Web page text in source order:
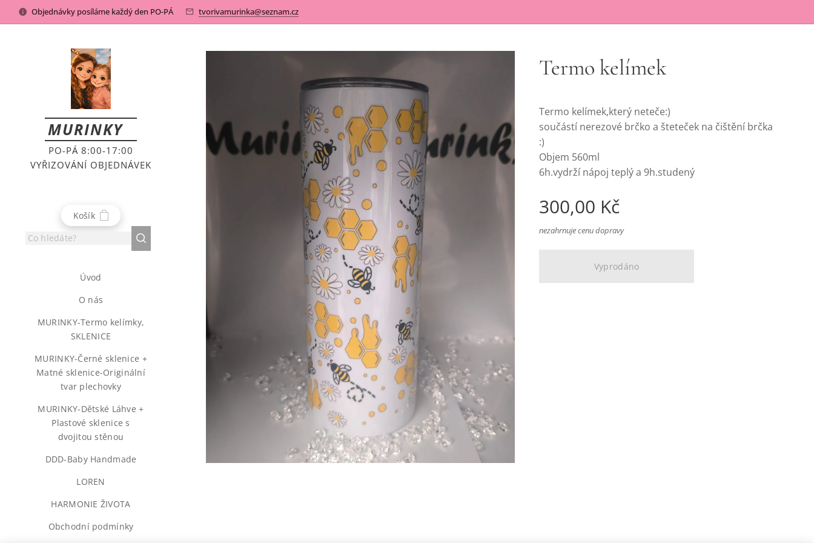
Objednávky posíláme každý den PO-PÁ tvorivamurinka@seznam.cz
MURINKY
PO-PÁ 8:00-17:00
VYŘIZOVÁNÍ OBJEDNÁVEK
Košík
Úvod
♥️O nás♥️
MURINKY-Termo kelímky,
SKLENICE
MURINKY-Černé sklenice +
Matné sklenice-Originální
tvar plechovky
MURINKY-Dětské Láhve +
Plastové sklenice s
dvojitou stěnou
DDD-Baby Handmade
LOREN
HARMONIE ŽIVOTA
Obchodní podmínky
Termo kelímek
Termo kelímek,který neteče:)
součástí nerezové brčko a šteteček na čištění brčka
:)
Objem 560ml
6h.vydrží nápoj teplý a 9h.studený
300,00 Kč
nezahrnuje cenu dopravy
Vyprodáno